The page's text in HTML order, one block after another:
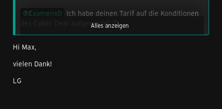
ExamenxD Ich habe deinen Tarif auf die Konditionen
des Cyber Deal aufgewertet 😊.
@Steve42 Den Tarifwechsel habe ich für dich beauftragt.
@CBings Auch für dich habe ich den Tarifwechsel
Alles anzeigen
Hi Max,
vielen Dank!
LG